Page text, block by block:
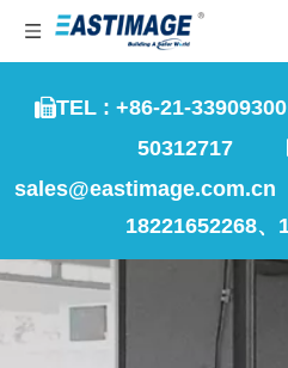
TEL : +86-21-
50312717
sales@eastimage.com.cn
18221652268、